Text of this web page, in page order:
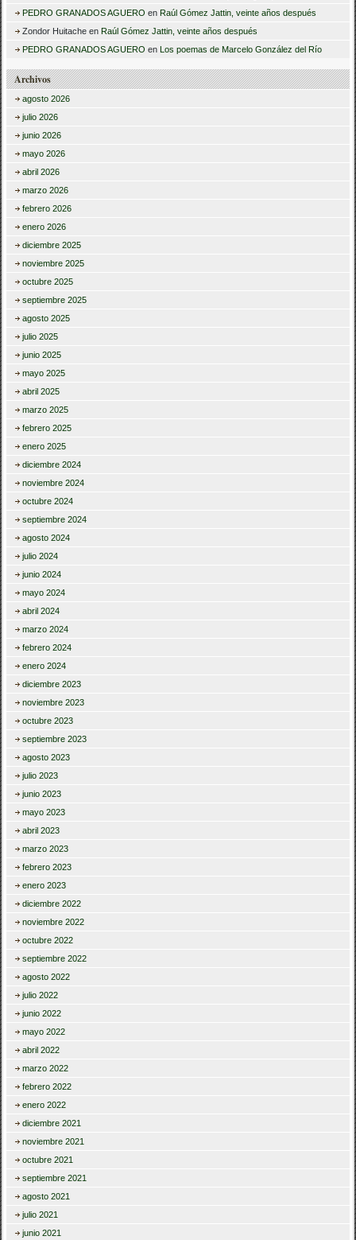
PEDRO GRANADOS AGUERO en Raúl Gómez Jattin, veinte años después
Zondor Huitache en Raúl Gómez Jattin, veinte años después
PEDRO GRANADOS AGUERO en Los poemas de Marcelo González del Río
Archivos
agosto 2026
julio 2026
junio 2026
mayo 2026
abril 2026
marzo 2026
febrero 2026
enero 2026
diciembre 2025
noviembre 2025
octubre 2025
septiembre 2025
agosto 2025
julio 2025
junio 2025
mayo 2025
abril 2025
marzo 2025
febrero 2025
enero 2025
diciembre 2024
noviembre 2024
octubre 2024
septiembre 2024
agosto 2024
julio 2024
junio 2024
mayo 2024
abril 2024
marzo 2024
febrero 2024
enero 2024
diciembre 2023
noviembre 2023
octubre 2023
septiembre 2023
agosto 2023
julio 2023
junio 2023
mayo 2023
abril 2023
marzo 2023
febrero 2023
enero 2023
diciembre 2022
noviembre 2022
octubre 2022
septiembre 2022
agosto 2022
julio 2022
junio 2022
mayo 2022
abril 2022
marzo 2022
febrero 2022
enero 2022
diciembre 2021
noviembre 2021
octubre 2021
septiembre 2021
agosto 2021
julio 2021
junio 2021